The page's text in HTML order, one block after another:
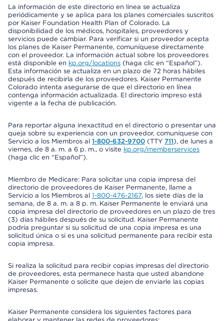
La información de este directorio en línea se actualiza
periódicamente y se aplica para los planes comerciales suscritos
por Kaiser Foundation Health Plan of Colorado. La
disponibilidad de los médicos, hospitales, proveedores y
servicios puede cambiar. Para verificar si un proveedor acepta
los planes de Kaiser Permanente, comuníquese directamente
con el proveedor. La información actual sobre los proveedores
está disponible en kp.org/locations (haga clic en “Español”).
Esta información se actualiza en un plazo de 72 horas hábiles
después de recibirla de los proveedores. Kaiser Permanente
Colorado intenta asegurarse de que el directorio en línea
contenga información actualizada. El directorio impreso está
vigente a la fecha de publicación.
Para reportar alguna inexactitud en el directorio o presentar una
queja sobre su experiencia con un proveedor, comuníquese con
Servicio a los Miembros al 1-800-632-9700 (TTY 711), de lunes a
viernes, de 8 a. m. a 6 p. m., o visite kp.org/memberservices
(haga clic en “Español”).
Miembro de Medicare: Para solicitar una copia impresa del
directorio de proveedores de Kaiser Permanente, llame a
Servicio a los Miembros al 1-800-476-2167, los siete días de la
semana, de 8 a. m. a 8 p. m. Kaiser Permanente le enviará una
copia impresa del directorio de proveedores en un plazo de tres
(3) días hábiles después de su solicitud. Kaiser Permanente
podría preguntar si su solicitud de una copia impresa es una
solicitud única o si es una solicitud permanente para recibir esta
copia impresa.
Si realiza la solicitud para recibir copias impresas del directorio
de proveedores, esta permanece hasta que usted abandone
Kaiser Permanente o solicite que dejen de enviarle las copias
impresas.
Kaiser Permanente considera los siguientes factores para